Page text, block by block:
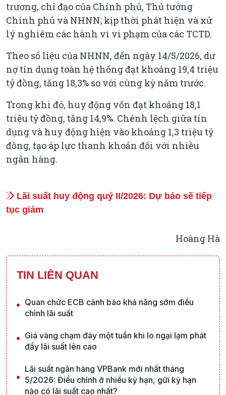
trương, chỉ đạo của Chính phủ, Thủ tướng
Chính phủ và NHNN; kịp thời phát hiện và xử
lý nghiêm các hành vi vi phạm của các TCTD.
Theo số liệu của NHNN, đến ngày 14/5/2026, dư
nợ tín dụng toàn hệ thống đạt khoảng 19,4 triệu
tỷ đồng, tăng 18,3% so với cùng kỳ năm trước.
Trong khi đó, huy động vốn đạt khoảng 18,1
triệu tỷ đồng, tăng 14,9%. Chênh lệch giữa tín
dụng và huy động hiện vào khoảng 1,3 triệu tỷ
đồng, tạo áp lực thanh khoản đối với nhiều
ngân hàng.
Lãi suất huy động quý II/2026: Dự báo sẽ tiếp
tục giảm
Hoàng Hà
TIN LIÊN QUAN
Quan chức ECB cảnh báo khả năng sớm điều
chỉnh lãi suất
Giá vàng chạm đáy một tuần khi lo ngại lạm phát
đẩy lãi suất lên cao
Lãi suất ngân hàng VPBank mới nhất tháng
5/2026: Điều chỉnh ở nhiều kỳ hạn, gửi kỳ hạn
nào có lãi suất cao nhất?